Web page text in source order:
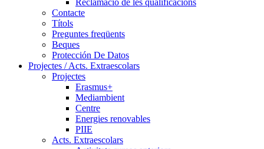
Reclamació de les qualificacions
Contacte
Títols
Preguntes freqüents
Beques
Protección De Datos
Projectes / Acts. Extraescolars
Projectes
Erasmus+
Mediambient
Centre
Energies renovables
PIIE
Acts. Extraescolars